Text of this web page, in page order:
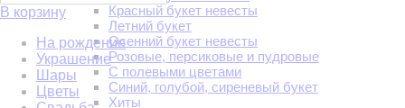
Красный букет невесты
Летний букет
Осенний букет невесты
Розовые, персиковые и пудровые
С полевыми цветами
Синий, голубой, сиреневый букет
Хиты
В корзину
На рождение
Украшение
Шары
Цветы